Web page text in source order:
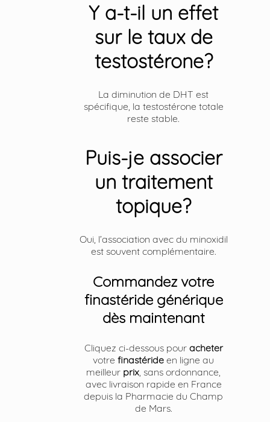
Y a-t-il un effet
sur le taux de
testostérone?
La diminution de DHT est
spécifique, la testostérone totale
reste stable.
Puis-je associer
un traitement
topique?
Oui, l’association avec du minoxidil
est souvent complémentaire.
Commandez votre
finastéride générique
dès maintenant
Cliquez ci-dessous pour acheter
votrefinastéride en ligne au
meilleur prix, sans ordonnance,
avec livraison rapide en France
depuis la Pharmacie du Champ
de Mars.